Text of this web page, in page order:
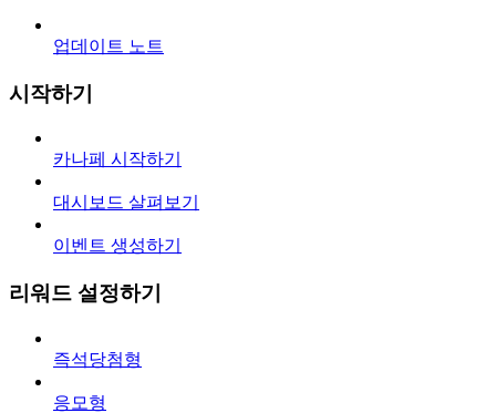
업데이트 노트
시작하기
카나페 시작하기
대시보드 살펴보기
이벤트 생성하기
리워드 설정하기
즉석당첨형
응모형